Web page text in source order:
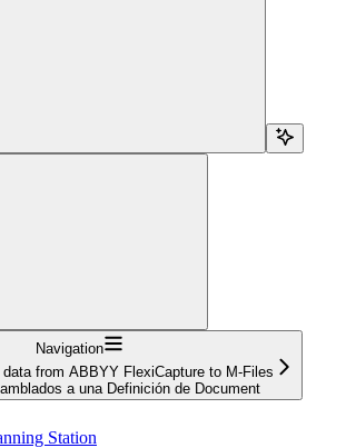
Navigation
from ABBYY FlexiCapture to M-Files
a una Definición de Document
Station